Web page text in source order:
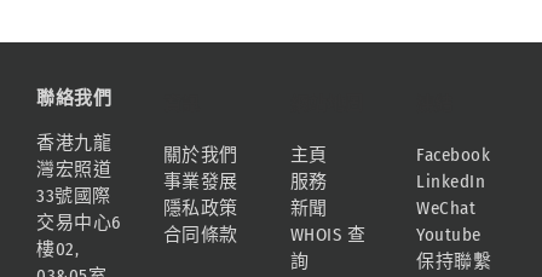
聯絡我們
香港九龍
灣宏照道
33號國際
交易中心6
樓02,
關於我們
事業發展
隱私政策
合同條款
主頁
服務
新聞
WHOIS 查
詢
Facebook
LinkedIn
WeChat
Youtube
保持聯繫